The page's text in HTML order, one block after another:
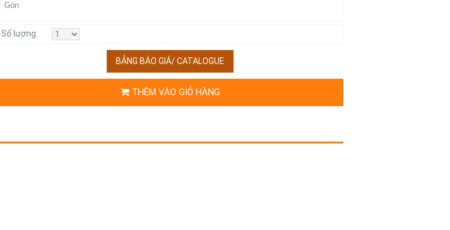
Gòn
Số lượng:
BẢNG BÁO GIÁ/ CATALOGUE
THÊM VÀO GIỎ HÀNG